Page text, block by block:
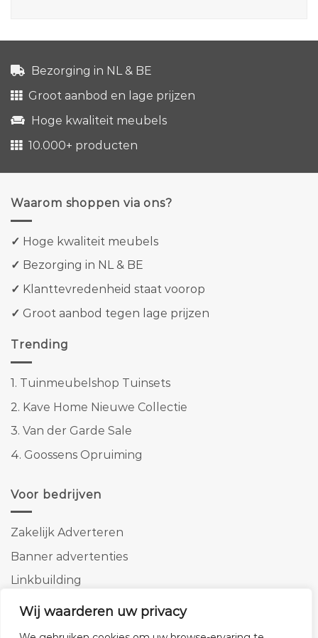
Wij waarderen uw privacy
Bezorging in NL & BE
Groot aanbod en lage prijzen
Hoge kwaliteit meubels
10.000+ producten
Waarom shoppen via ons?
✓ Hoge kwaliteit meubels
✓ Bezorging in NL & BE
✓ Klanttevredenheid staat voorop
✓ Groot aanbod tegen lage prijzen
Trending
1. Tuinmeubelshop Tuinsets
2. Kave Home Nieuwe Collectie
3. Van der Garde Sale
4. Goossens Opruiming
Voor bedrijven
Zakelijk Adverteren
Banner advertenties
Linkbuilding
SEO copywriting